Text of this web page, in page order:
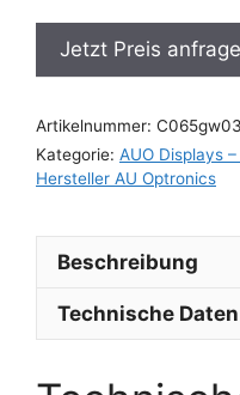
Jetzt Preis
Artikelnummer:
Kategorie: AUO Displays
Hersteller AU Optronics
Beschreibung
Technische Daten